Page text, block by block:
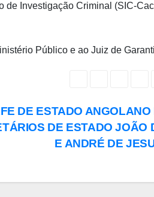
de Investigação Criminal (SIC-
Público e ao Juiz de
DE ESTADO
DE ESTADO JOÃO
E ANDRÉ DE